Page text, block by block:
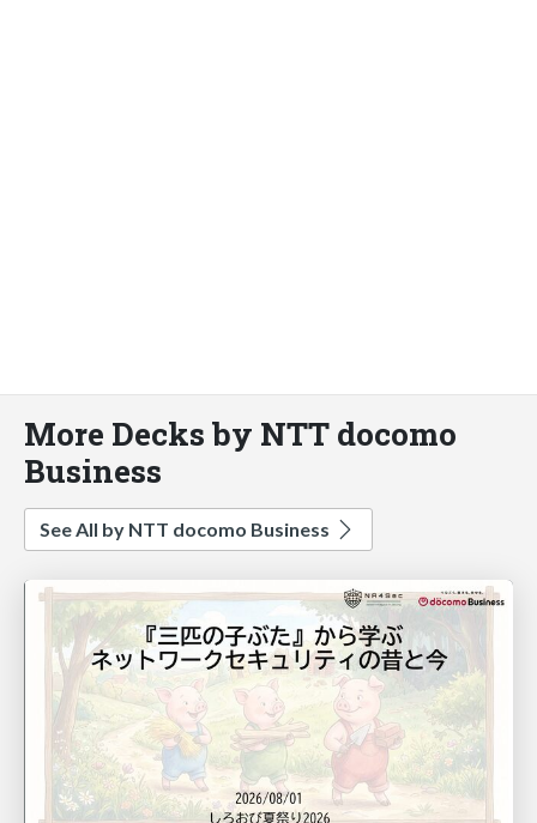
More Decks by NTT docomo
Business
See All by NTT docomo Business